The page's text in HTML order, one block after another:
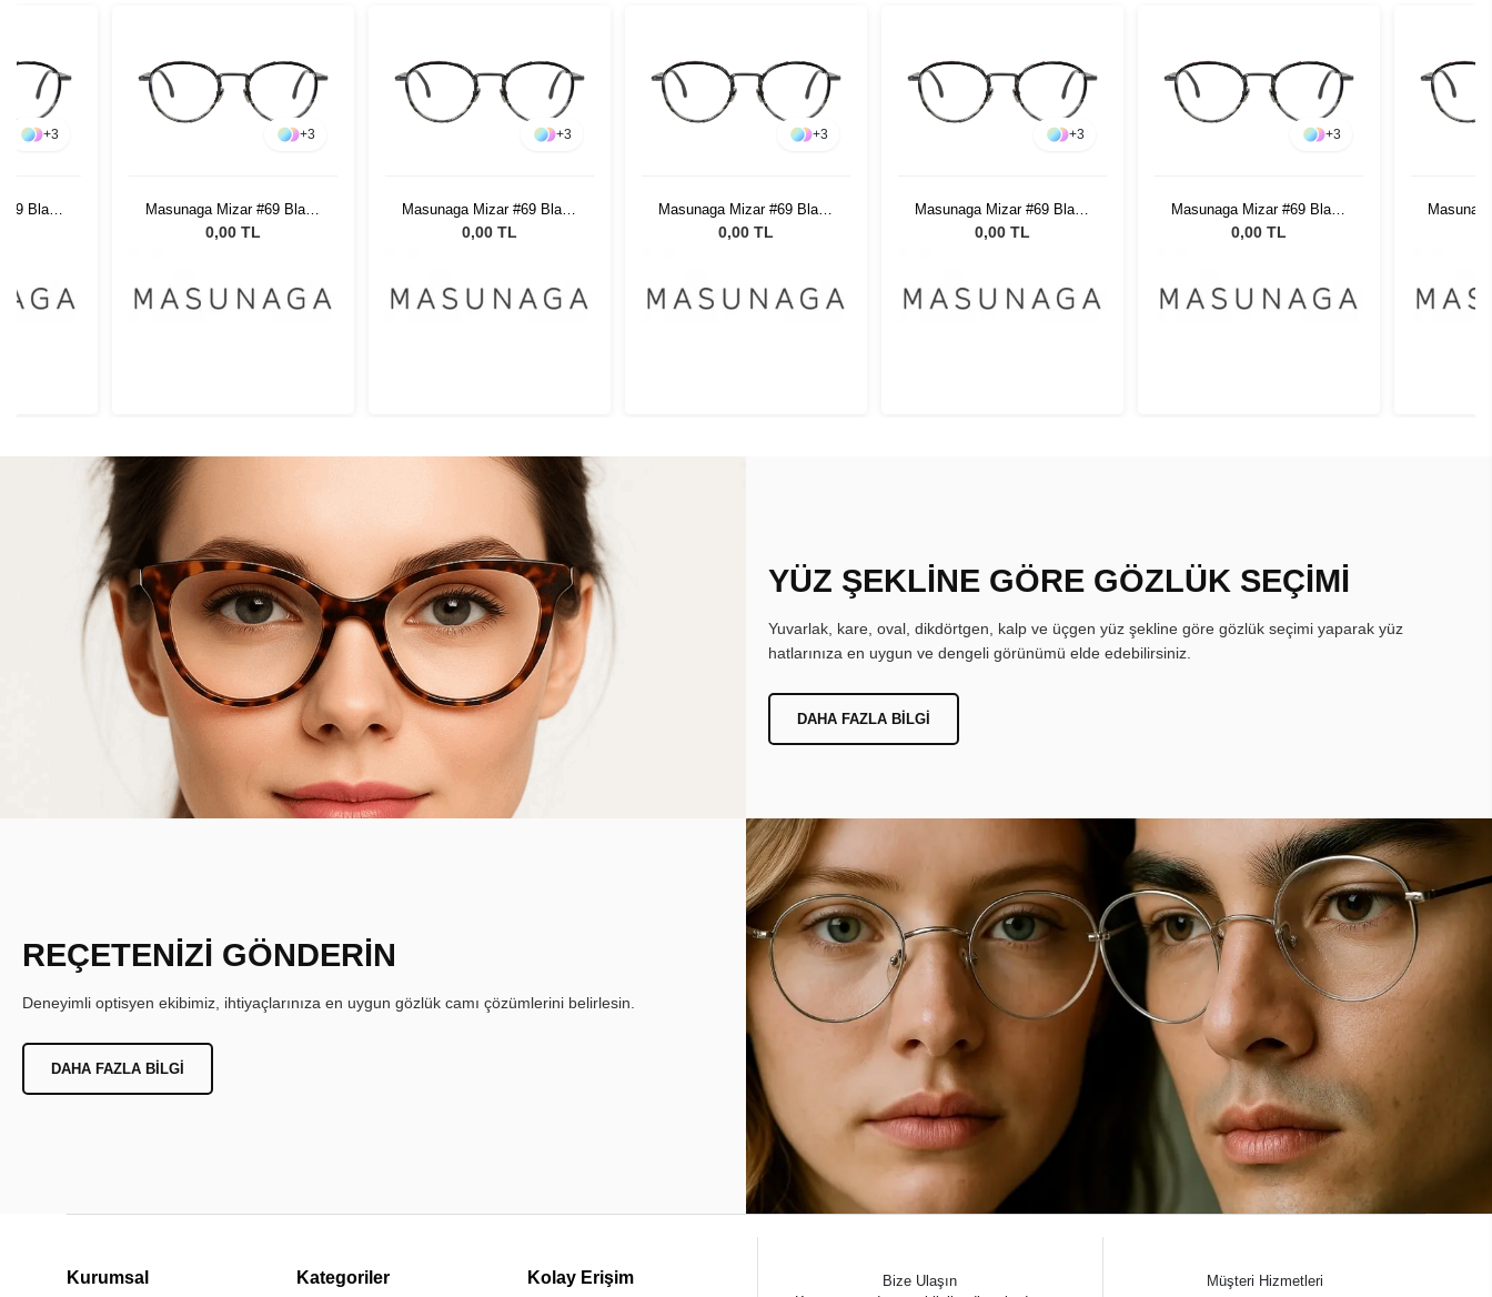
+3
Black
+3
Masunaga Mizar #69 Black
Marble 49
0,00 TL
+3
Masunaga Mizar #69 Black
Marble 49
0,00 TL
+3
Masunaga Mizar #69 Black
Marble 49
0,00 TL
+3
Masunaga Mizar #69 Black
Marble 49
0,00 TL
+3
Masunaga Mizar #69 Black
Marble 49
0,00 TL
YÜZ ŞEKLİNE GÖRE GÖZLÜK SEÇİMİ
Yuvarlak, kare, oval, dikdörtgen, kalp ve üçgen yüz şekline göre gözlük seçimi yaparak yüz
hatlarınıza en uygun ve dengeli görünümü elde edebilirsiniz.
DAHA FAZLA BILGI
REÇETENİZİ GÖNDERİN
Deneyimli optisyen ekibimiz, ihtiyaçlarınıza en uygun gözlük camı çözümlerini belirlesin.
DAHA FAZLA BILGI
Kurumsal Kategoriler Kolay Erişim
Bize Ulaşın
Müşteri Hizmetleri